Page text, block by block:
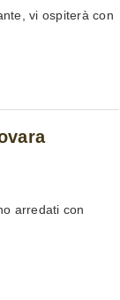
vi ospiterà con
arredati con